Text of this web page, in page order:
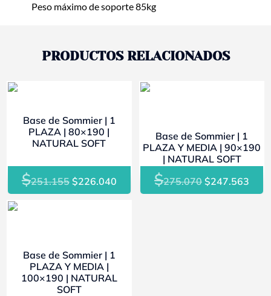
Peso máximo de soporte 85kg
PRODUCTOS RELACIONADOS
Base de Sommier | 1
PLAZA | 80×190 |
NATURAL SOFT
$251.155 El
precio
$226.040El
precio
Base de Sommier | 1
PLAZA Y MEDIA | 90×190
| NATURAL SOFT
$275.070 El
precio
$247.563
Base de Sommier | 1
PLAZA Y MEDIA |
100×190 | NATURAL
SOFT